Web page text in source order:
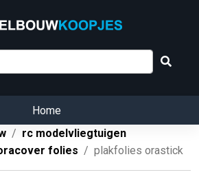
Home
rc modelvliegtuigen
folies plakfolies orastick